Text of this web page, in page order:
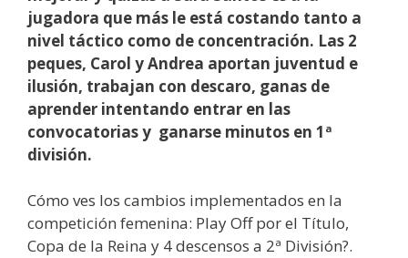
jugadora que más le está costando tanto a
nivel táctico como de concentración. Las 2
peques, Carol y Andrea aportan juventud e
ilusión, trabajan con descaro, ganas de
aprender intentando entrar en las
convocatorias y ganarse minutos en 1ª
división.
Cómo ves los cambios implementados en la
competición femenina: Play Off por el Título,
Copa de la Reina y 4 descensos a 2ª División?.